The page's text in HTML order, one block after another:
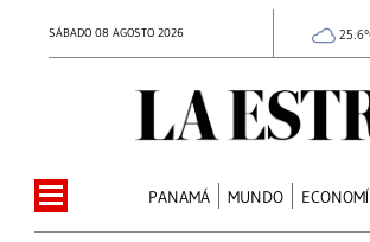
SÁBADO 08 AGOSTO 2026
PANAMÁ MUNDO